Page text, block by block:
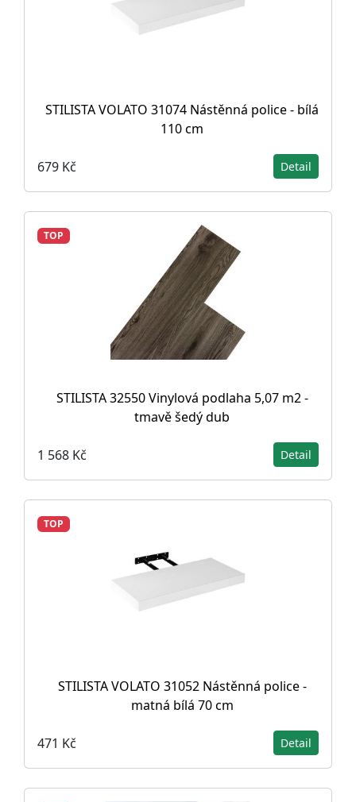
STILISTA VOLATO 31074 Nástěnná police - bílá
110 cm
679 Kč Detail
TOP
STILISTA 32550 Vinylová podlaha 5,07 m2 -
tmavě šedý dub
1 568 Kč Detail
TOP
STILISTA VOLATO 31052 Nástěnná police -
matná bílá 70 cm
471 Kč Detail